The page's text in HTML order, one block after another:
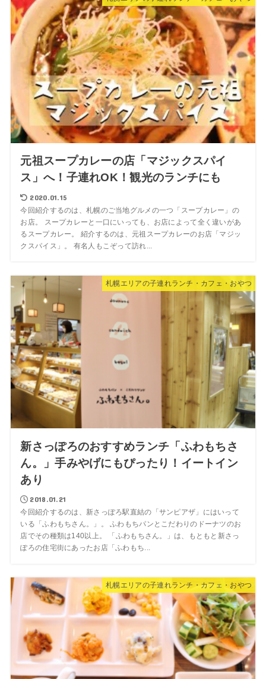
元祖スープカレーの店「マジックスパイ
ス」へ！子連れOK！観光のランチにも
2020.01.15
今回紹介するのは、札幌のご当地グルメの一つ「スープカレー」の
お店。 スープカレーと一口にいっても、お店によって全く違いがあ
るスープカレー。 紹介するのは、元祖スープカレーのお店「マジッ
クスパイス」。 有名人もこぞって訪れ...
札幌エリアの子連れランチ・カフェ・おやつ
新さっぽろのおすすめランチ「ふわもちさ
ん。」手みやげにもぴったり！イートイン
あり
2018.01.21
今回紹介するのは、新さっぽろ駅直結の「サンピアザ」にはいって
いる「ふわもちさん。」。 ふわもちパンとこだわりのドーナツのお
店でその種類は140以上。 「ふわもちさん。」は、もともと新さっ
ぽろの住宅街にあったお店「ふわもち...
札幌エリアの子連れランチ・カフェ・おやつ